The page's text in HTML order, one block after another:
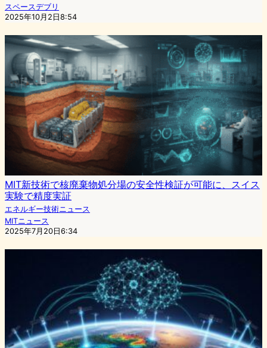
スペースデブリ
2025年10月2日8:54
MIT新技術で核廃棄物処分場の安全性検証が可能に、スイス
実験で精度実証
エネルギー技術ニュース
MITニュース
2025年7月20日6:34